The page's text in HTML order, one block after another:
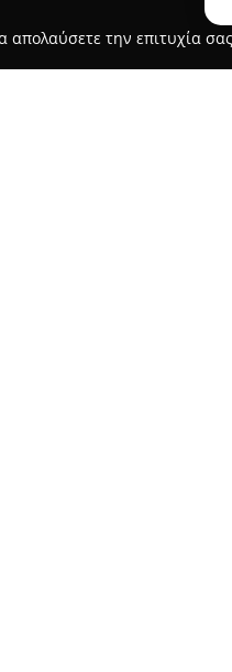
απολαύσετε την επιτυχία